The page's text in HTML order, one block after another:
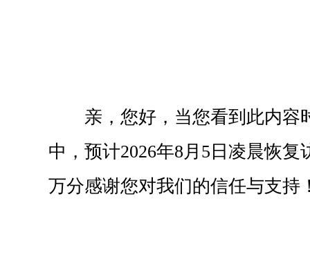
亲，您好，当您看到此内容
中，预计2026年8月5日凌晨恢
万分感谢您对我们的信任与支持